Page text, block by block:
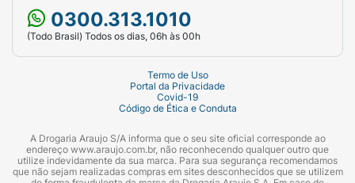
0300.313.1010
(Todo Brasil) Todos os dias, 06h às 00h
Termo de Uso
Portal da Privacidade
Covid-19
Código de Ética e Conduta
A Drogaria Araujo S/A informa que o seu site oficial corresponde ao
endereço www.araujo.com.br, não reconhecendo qualquer outro que
utilize indevidamente da sua marca. Para sua segurança recomendamos
que não sejam realizadas compras em sites desconhecidos que se utilizem